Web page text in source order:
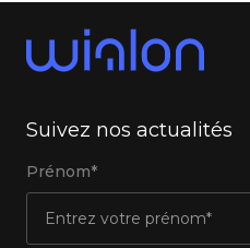
Suivez nos actualités
Prénom*